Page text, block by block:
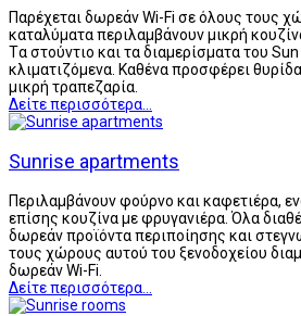
Παρέχεται δωρεάν Wi-Fi σε όλους τους
καταλύματα περιλαμβάνουν μικρή
Tα στούντιο και τα διαμερίσματα του Sun
κλιματιζόμενα. Καθένα προσφέρει
μικρή τραπεζαρία.
Δείτε περισσότερα...
Sunrise apartments
Περιλαμβάνουν φούρνο και καφετιέρα,
επίσης κουζίνα με φρυγανιέρα. Όλα
δωρεάν προϊόντα περιποίησης και
τους χώρους αυτού του ξενοδοχείου
δωρεάν Wi-Fi.
Δείτε περισσότερα...